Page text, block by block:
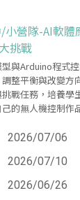
/小營隊-AI軟體
挑戰
與Arduino程式
整平衡與改變方
戰任務，培養學
的無人機控制作
2026/07/06
2026/07/10
2026/06/26